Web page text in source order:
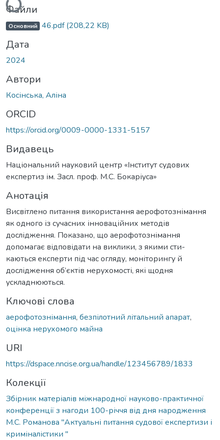
Файли
Основний 46.pdf(208,22 KB)
Дата
2024
Автори
Косінська, Аліна
ORCID
https://orcid.org/0009-0000-1331-5157
Видавець
Національний науковий центр «Інститут судових
експертиз ім. Засл. проф. М.С. Бокаріуса»
Анотація
Висвітлено питання використання аерофотознімання
як одного із сучасних інноваційних методів
дослідження. Показано, що аерофотознімання
допомагає відповідати на виклики, з якими сти-
каються експерти під час огляду, моніторингу й
дослідження об’єктів нерухомості, які щодня
ускладнюються.
Ключові слова
аерофотознімання, безпілотний літальний апарат,
оцінка нерухомого майна
URI
https://dspace.nncise.org.ua/handle/123456789/1833
Колекції
Збірник матеріалів міжнародної науково-практичної
конференції з нагоди 100-річчя від дня народження
М.С. Романова "Актуальні питання судової експертизи і
криміналістики "